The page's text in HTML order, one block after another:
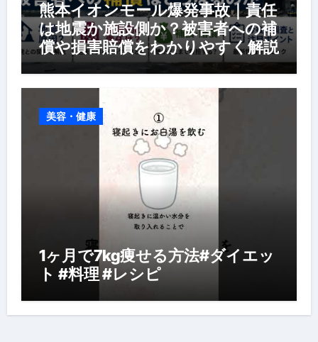
熊本イオンモール爆発事故｜責任
は地震か施設側か？被害者への補
償や損害賠償をわかりやすく解説
美容・健康
1ヶ月で7kg痩せる方法#ダイエッ
ト #料理 #レシピ